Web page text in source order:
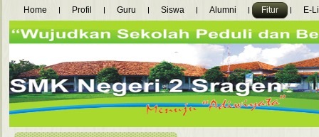
Home Profil Guru Siswa Alumni Fitur E-